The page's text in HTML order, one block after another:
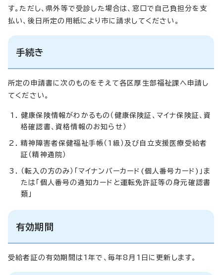
す。ただし、県外等で受診した場合は、窓口で自己負担分を支
払い、後日所定の用紙により市に請求してください。
手続き
所定の申請書に次のものをそえて各区厚生部福祉課へ申請し
てください。
健康保険情報がわかるもの（健康保険証、マイナ保険証、資
格確認書、資格情報のお知らせ）
精神障害者保健福祉手帳（1級）及び自立支援医療受給者
証（精神通院）
（転入の方のみ）「マイナンバーカード(個人番号カード)」ま
たは「個人番号の通知カードと運転免許証等の身元確認書
類」
有効期間
受給者証の有効期間は1年で、毎年8月1日に更新します。